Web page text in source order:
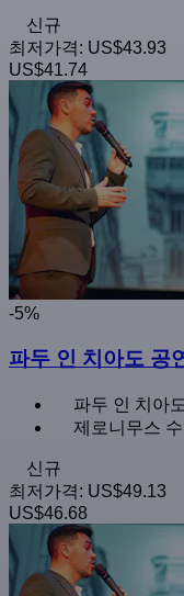
신규
최저가격: US$43.93
US$41.74
-5%
파두 인 치아도 공
파두 인 치아
제로니무스
신규
최저가격: US$49.13
US$46.68